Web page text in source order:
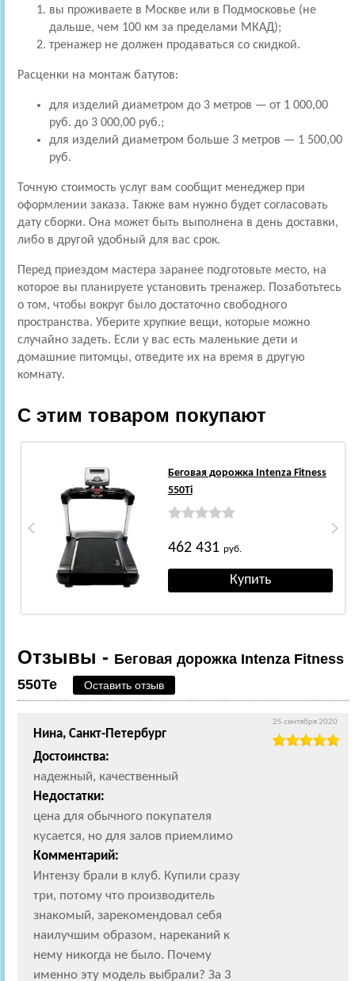
вы проживаете в Москве или в Подмосковье (не
дальше, чем 100 км за пределами МКАД);
тренажер не должен продаваться со скидкой.
Расценки на монтаж батутов:
для изделий диаметром до 3 метров — от 1 000,00
руб. до 3 000,00 руб.;
для изделий диаметром больше 3 метров — 1 500,00
руб.
Точную стоимость услуг вам сообщит менеджер при
оформлении заказа. Также вам нужно будет согласовать
дату сборки. Она может быть выполнена в день доставки,
либо в другой удобный для вас срок.
Перед приездом мастера заранее подготовьте место, на
которое вы планируете установить тренажер. Позаботьтесь
о том, чтобы вокруг было достаточно свободного
пространства. Уберите хрупкие вещи, которые можно
случайно задеть. Если у вас есть маленькие дети и
домашние питомцы, отведите их на время в другую
комнату.
С этим товаром покупают
Беговая дорожка Intenza Fitness
550Ti
462 431 руб.
Отзывы - Беговая дорожка Intenza Fitness
550Te
Оставить отзыв
Нина, Санкт-Петербург
Достоинства:
надежный, качественный
Недостатки:
цена для обычного покупателя
кусается, но для залов приемлимо
Комментарий:
Интензу брали в клуб. Купили сразу
три, потому что производитель
знакомый, зарекомендовал себя
наилучшим образом, нареканий к
нему никогда не было. Почему
именно эту модель выбрали? За 3
25 сентября 2020